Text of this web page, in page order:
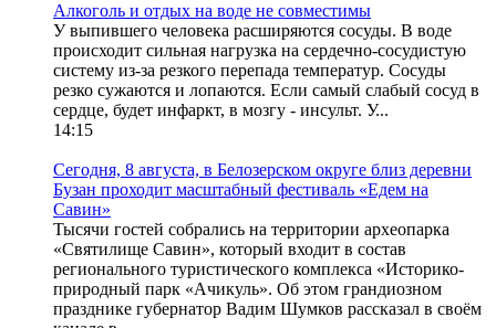
Алкоголь и отдых на воде не совместимы
У выпившего человека расширяются сосуды. В воде
происходит сильная нагрузка на сердечно-сосудистую
систему из-за резкого перепада температур. Сосуды
резко сужаются и лопаются. Если самый слабый сосуд в
сердце, будет инфаркт, в мозгу - инсульт. У...
14:15
Сегодня, 8 августа, в Белозерском округе близ деревни
Бузан проходит масштабный фестиваль «Едем на
Савин»
Тысячи гостей собрались на территории археопарка
«Святилище Савин», который входит в состав
регионального туристического комплекса «Историко-
природный парк «Ачикуль». Об этом грандиозном
празднике губернатор Вадим Шумков рассказал в своём